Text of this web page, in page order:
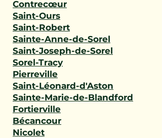
Contrecœur
Saint-Ours
Saint-Robert
Sainte-Anne-de-Sorel
Saint-Joseph-de-Sorel
Sorel-Tracy
Pierreville
Saint-Léonard-d'Aston
Sainte-Marie-de-Blandford
Fortierville
Bécancour
Nicolet